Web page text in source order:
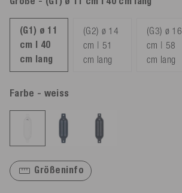
(G1) ø 11
cm | 40
cm lang
(G2) ø 14
cm | 51
cm lang
(G3) ø 16
cm | 58
cm lang
Farbe - weiss
Größeninfo